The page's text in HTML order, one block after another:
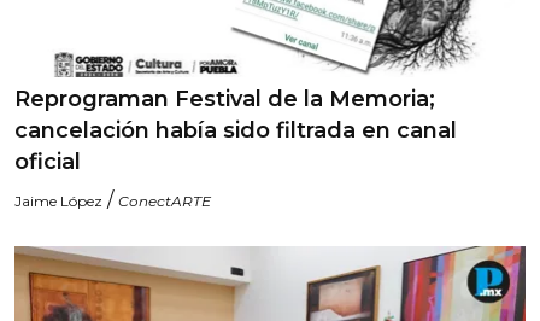
Reprograman Festival de la Memoria;
cancelación había sido filtrada en canal
oficial
Jaime López / ConectARTE